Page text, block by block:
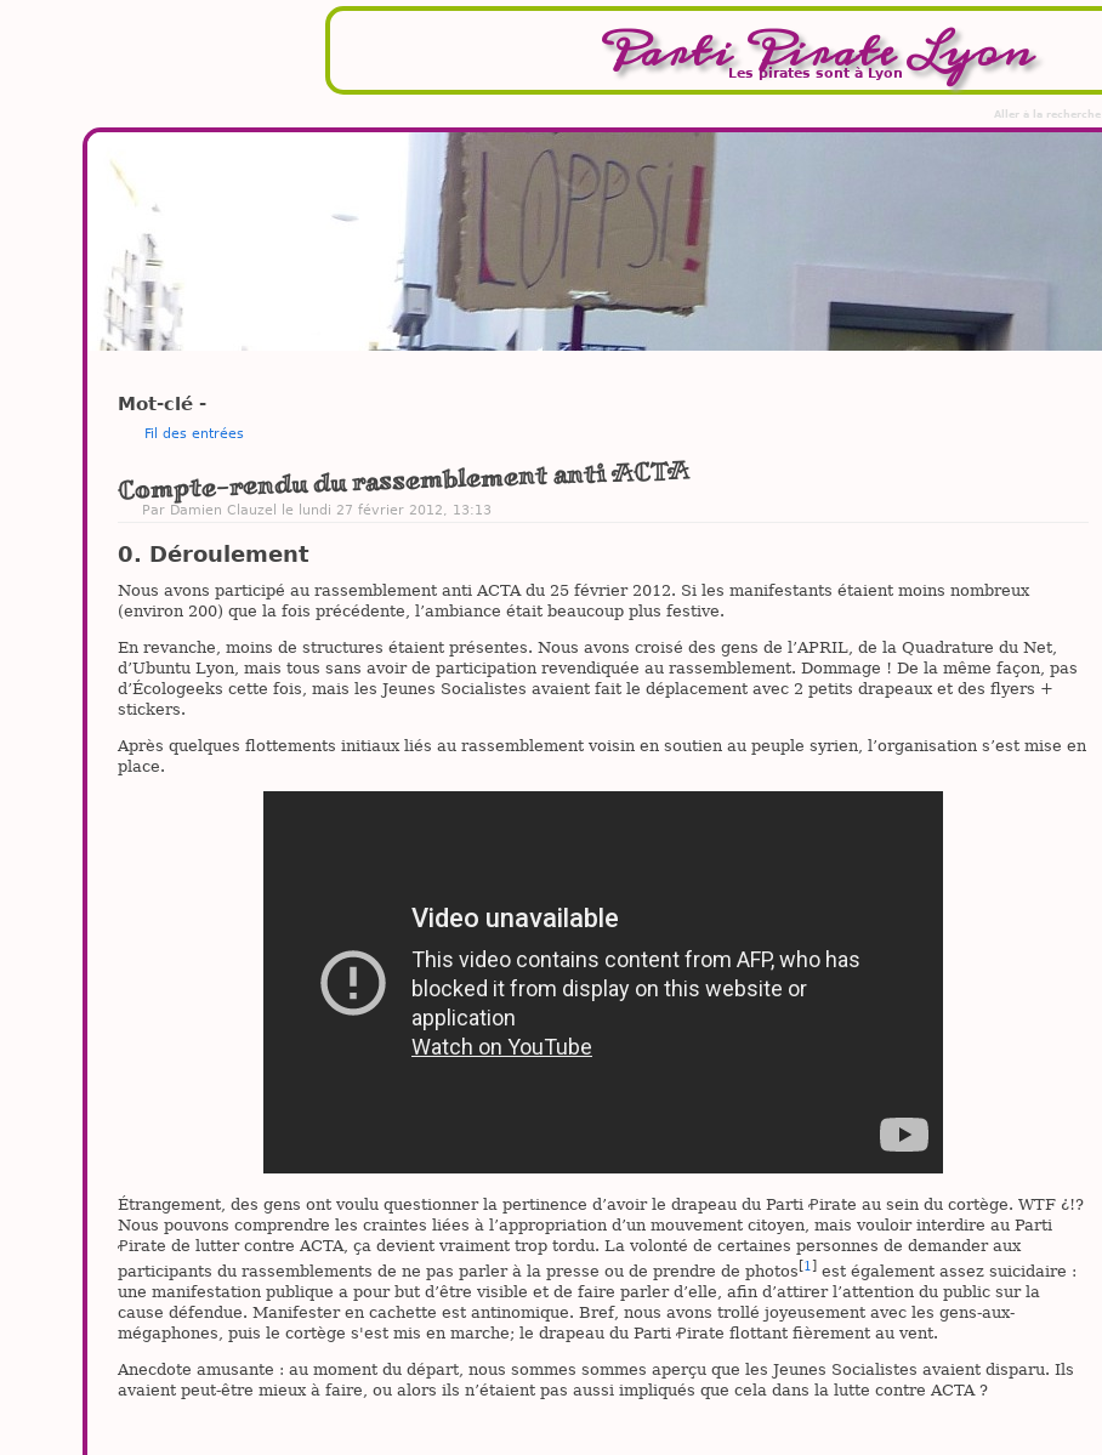
Parti Pirate Lyon
Les pirates sont à Lyon
Aller à la recherche
Mot-clé -
Fil des entrées
Compte-rendu du rassemblement anti ACTA
Par Damien Clauzel le lundi 27 février 2012, 13:13
Déroulement
Nous avons participé au rassemblement anti ACTA du 25 février 2012. Si les manifestants étaient moins nombreux
(environ 200) que la fois précédente, l’ambiance était beaucoup plus festive.
En revanche, moins de structures étaient présentes. Nous avons croisé des gens de l’APRIL, de la Quadrature du Net,
d’Ubuntu Lyon, mais tous sans avoir de participation revendiquée au rassemblement. Dommage ! De la même façon, pas
d’Écologeeks cette fois, mais les Jeunes Socialistes avaient fait le déplacement avec 2 petits drapeaux et des flyers +
stickers.
Après quelques flottements initiaux liés au rassemblement voisin en soutien au peuple syrien, l’organisation s’est mise en
place.
Étrangement, des gens ont voulu questionner la pertinence d’avoir le drapeau du Parti Ꝓirate au sein du cortège. WTF ¿!?
Nous pouvons comprendre les craintes liées à l’appropriation d’un mouvement citoyen, mais vouloir interdire au Parti
Ꝓirate de lutter contre ACTA, ça devient vraiment trop tordu. La volonté de certaines personnes de demander aux
participants du rassemblements de ne pas parler à la presse ou de prendre de photos [1 ] est également assez suicidaire :
une manifestation publique a pour but d’être visible et de faire parler d’elle, afin d’attirer l’attention du public sur la
cause défendue. Manifester en cachette est antinomique. Bref, nous avons trollé joyeusement avec les gens-aux-
mégaphones, puis le cortège s'est mis en marche; le drapeau du Parti Ꝓirate flottant fièrement au vent.
Anecdote amusante : au moment du départ, nous sommes sommes aperçu que les Jeunes Socialistes avaient disparu. Ils
avaient peut-être mieux à faire, ou alors ils n’étaient pas aussi impliqués que cela dans la lutte contre ACTA ?